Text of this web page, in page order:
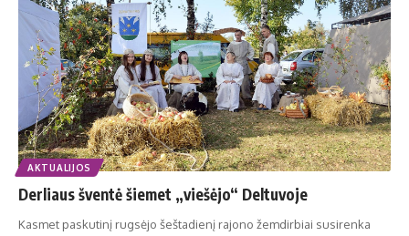
AKTUALIJOS
Derliaus šventė šiemet „viešėjo“ Deltuvoje
Kasmet paskutinį rugsėjo šeštadienį rajono žemdirbiai susirenka